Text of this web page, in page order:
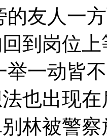
的友人一
到岗位
举一动皆
也出现
林被警